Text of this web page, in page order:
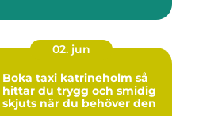
02. jun
Boka taxi katrineholm så
hittar du trygg och smidig
skjuts när du behöver den